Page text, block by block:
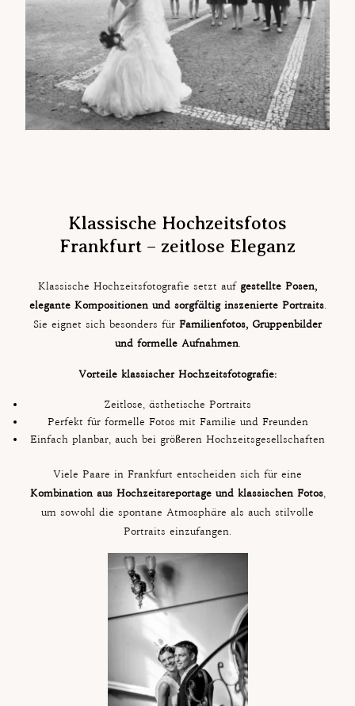
Klassische Hochzeitsfotos
Frankfurt – zeitlose Eleganz
Klassische Hochzeitsfotografie setzt auf gestellte Posen,
elegante Kompositionen und sorgfältig inszenierte Portraits.
Sie eignet sich besonders für Familienfotos, Gruppenbilder
und formelle Aufnahmen.
Vorteile klassischer Hochzeitsfotografie:
Zeitlose, ästhetische Portraits
Perfekt für formelle Fotos mit Familie und Freunden
Einfach planbar, auch bei größeren Hochzeitsgesellschaften
Viele Paare in Frankfurt entscheiden sich für eine
Kombination aus Hochzeitsreportage und klassischen Fotos,
um sowohl die spontane Atmosphäre als auch stilvolle
Portraits einzufangen.